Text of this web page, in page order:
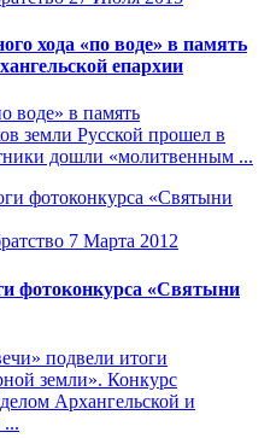
хода «по воде» в память
епархии
воде» в память
земли Русской прошел в
дошли «молитвенным ...
7 Марта 2012
фотоконкурса «Святыни
подвели итоги
земли». Конкурс
Архангельской и